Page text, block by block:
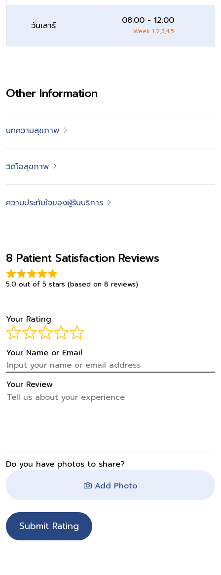
วันเสาร์ 08:00 - 12:00
Week 1,2,3,4,5
Other Information
บทความสุขภาพ
วิดีโอสุขภาพ
ความประทับใจของผู้รับบริการ
8 Patient Satisfaction Reviews
5.0 out of 5 stars (based on 8 reviews)
Your Rating
Your Name or Email
Your Review
Do you have photos to share?
Add Photo
Submit Rating